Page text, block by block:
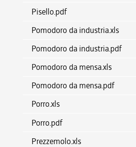
Pisello.pdf
Pomodoro da industria.xls
Pomodoro da industria.pdf
Pomodoro da mensa.xls
Pomodoro da mensa.pdf
Porro.xls
Porro.pdf
Prezzemolo.xls